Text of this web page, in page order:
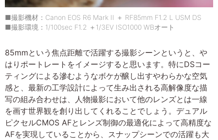
■撮影機材：Canon EOS R6 Mark II ＋ RF85mm F1.2 L USM DS
■撮影環境：1/100sec F1.2 ＋1/3EV ISO1000 WBオート
85mmという焦点距離で活躍する撮影シーンというと、や
はりポートレートをイメージすると思います。特にDSコー
ティングによる滲むようなボケが醸し出すやわらかな空気
感と、最新の工学設計によって生み出される高解像度な描
写の組み合わせは、人物撮影において他のレンズとは一線
を画す世界観を創り出してくれることでしょう。デュアル
ピクセルCMOS AFとレンズ制御の最適化によって高精度な
AFを実現していることから、スナップシーンでの活躍も大